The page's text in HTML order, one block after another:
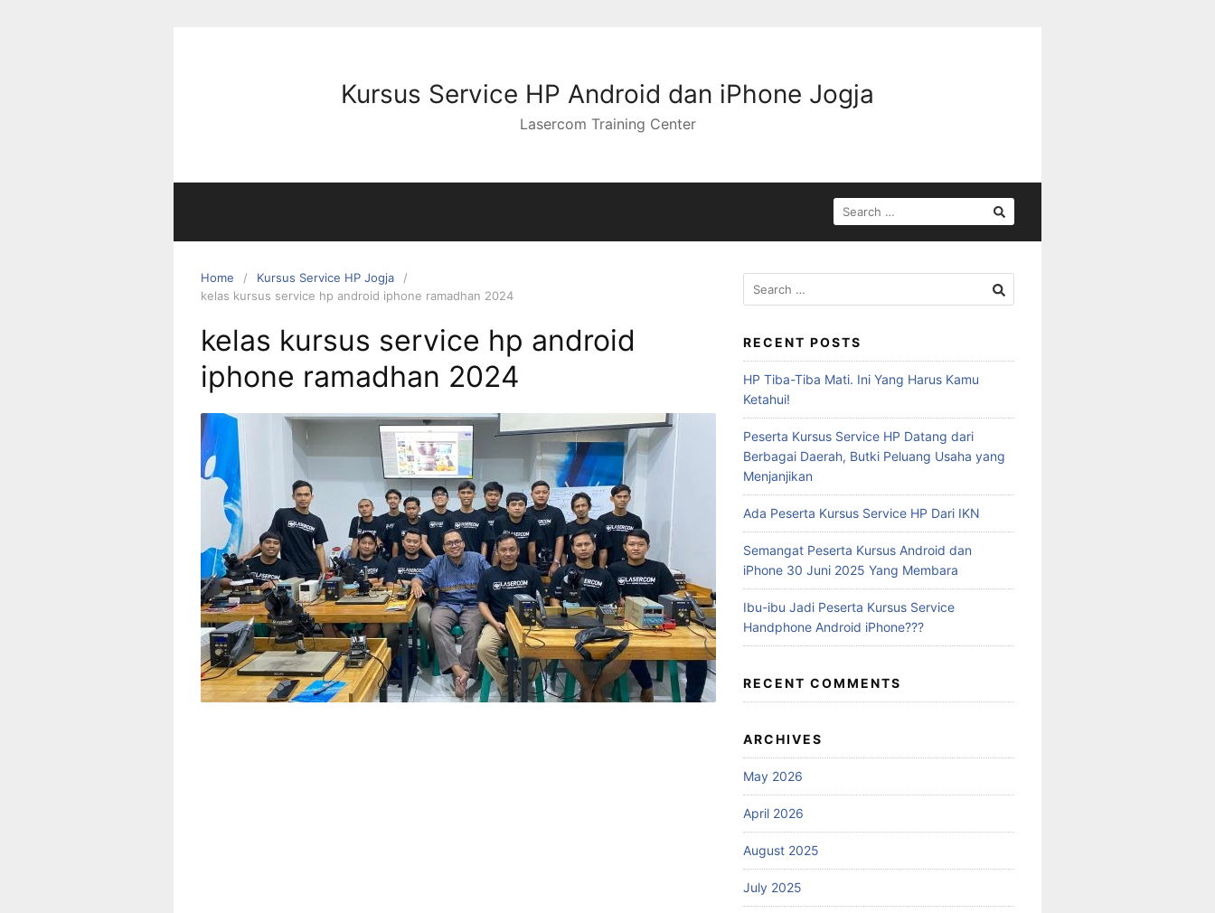
Kursus Service HP Android dan iPhone Jogja
Lasercom Training Center
Home
Kursus Service HP Jogja
kelas kursus service hp android iphone ramadhan 2024
kelas kursus service hp android
iphone ramadhan 2024
RECENT POSTS
HP Tiba-Tiba Mati. Ini Yang Harus Kamu
Ketahui!
Peserta Kursus Service HP Datang dari
Berbagai Daerah, Butki Peluang Usaha yang
Menjanjikan
Ada Peserta Kursus Service HP Dari IKN
Semangat Peserta Kursus Android dan
iPhone 30 Juni 2025 Yang Membara
Ibu-ibu Jadi Peserta Kursus Service
Handphone Android iPhone???
RECENT COMMENTS
ARCHIVES
May 2026
April 2026
August 2025
July 2025